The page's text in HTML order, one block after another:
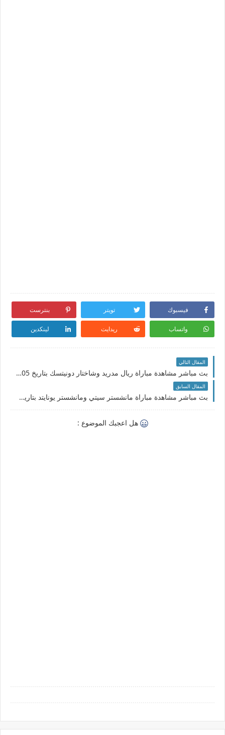
فيسبوك تويتر بنترست
واتساب ريدايت لينكدين
المقال التالي
بث مباشر مشاهدة مباراة ريال مدريد وشاختار دونيتسك بتاريخ 05-10-2022 دوري أبطال أوروبا
المقال السابق
بث مباشر مشاهدة مباراة مانشستر سيتي ومانشستر يونايتد بتاريخ 01-10-2022 الدوري الانجليزي
هل اعجبك الموضوع :